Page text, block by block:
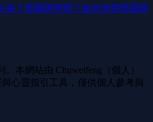
張？ 塔羅牌準嗎？ 如何使用塔羅牌
本網站由 Chuweifeng（個人）
心靈指引工具，僅供個人參考與